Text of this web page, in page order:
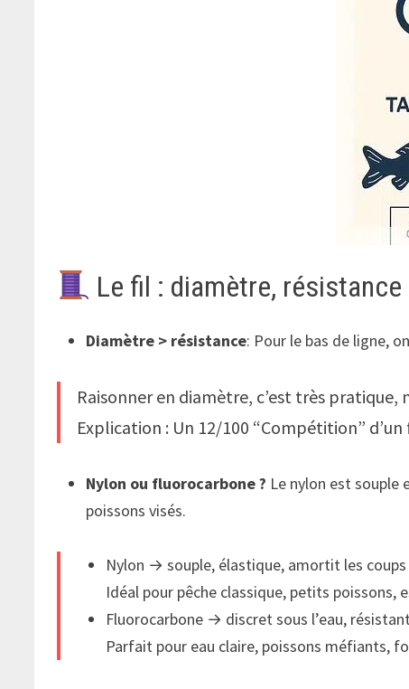
Le fil : diamètre,
Diamètre > résistance: Pour le bas de ligne,
Raisonner en diamètre, c’est très
Explication : Un 12/100 “Compétition”
Nylon ou fluorocarbone ? Le nylon est souple
poissons visés.
Nylon → souple, élastique, amortit les
Idéal pour pêche classique, petits poissons,
Fluorocarbone → discret sous l’eau,
Parfait pour eau claire, poissons méfiants,